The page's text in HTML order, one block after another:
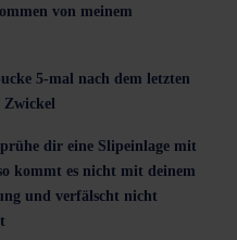
von meinem
5-mal nach dem letzten
dir eine Slipeinlage mit
kommt es nicht mit deinem
und verfälscht nicht